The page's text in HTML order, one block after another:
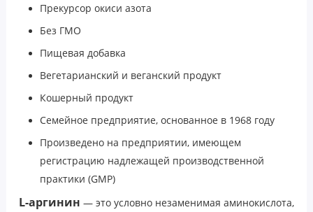
Прекурсор окиси азота
Без ГМО
Пищевая добавка
Вегетарианский и веганский продукт
Кошерный продукт
Семейное предприятие, основанное в 1968 году
Произведено на предприятии, имеющем
регистрацию надлежащей производственной
практики (GMP)
L-аргинин — это условно незаменимая аминокислота,